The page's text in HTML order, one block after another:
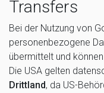
Transfers
Bei der Nutzung von
personenbezogene
übermittelt und
Die USA gelten
Drittland, da US-